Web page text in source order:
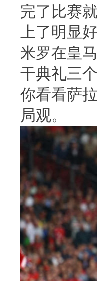
完了比赛
上了明显
米罗在皇
干典礼三
你看看萨
局观。